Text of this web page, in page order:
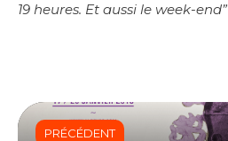
19 heures. Et aussi le week-end”
PRÉCÉDENT